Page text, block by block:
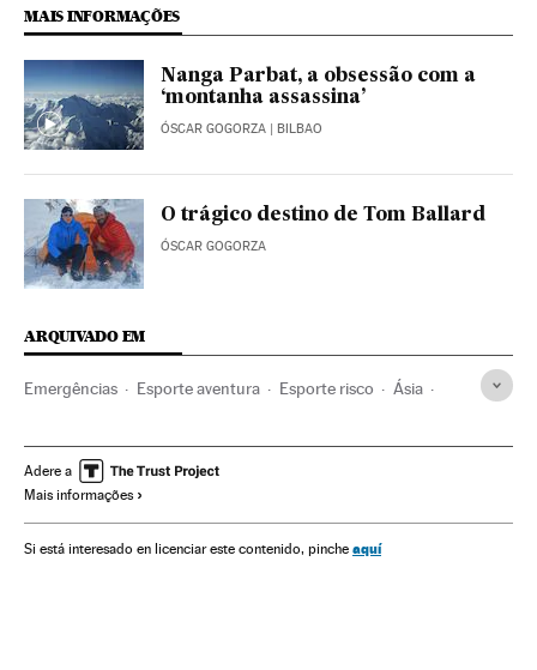
MAIS INFORMAÇÕES
Nanga Parbat, a obsessão com a
‘montanha assassina’
ÓSCAR GOGORZA | BILBAO
O trágico destino de Tom Ballard
ÓSCAR GOGORZA
ARQUIVADO EM
Emergências Esporte aventura Esporte risco Ásia
Resgate vítimas Montanhismo
Cordilheiras
Adere a
Mais informações
Si está interesado en licenciar este contenido, pinche aquí